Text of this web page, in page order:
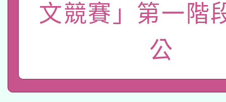
用水績優單位及節水達
桃園市孔廟祈福系列
開 智慧啟航」
2026年桃園地景藝術
「2026桃園藝術巡演
適應運動共學行動站研
本館辦理115年度閱讀
文競賽」第一階
公